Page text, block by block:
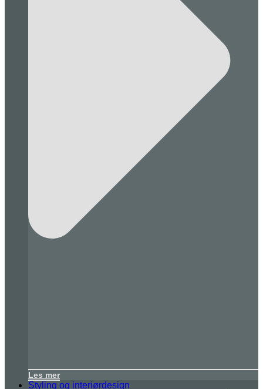
Les mer
Styling og interiørdesign